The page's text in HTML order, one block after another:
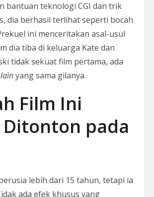
bantuan teknologi CGI dan trik
dia berhasil terlihat seperti bocah
ini menceritakan asal-usul
dia tiba di keluarga Kate dan
tidak sekuat film pertama, ada
yang sama gilanya.
Film Ini
Ditonton pada
lebih dari 15 tahun, tetapi ia
ada efek khusus yang